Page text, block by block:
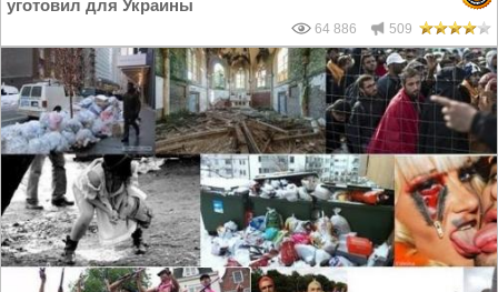
уготовил для Украины
64 886 509